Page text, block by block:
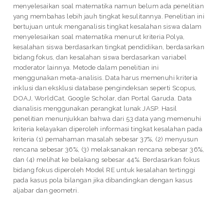
menyelesaikan soal matematika namun belum ada penelitian
yang membahas lebih jauh tingkat kesulitannya. Penelitian ini
bertujuan untuk menganalisis tingkat kesalahan siswa dalam
menyelesaikan soal matematika menurut kriteria Polya,
kesalahan siswa berdasarkan tingkat pendidikan, berdasarkan
bidang fokus, dan kesalahan siswa berdasarkan variabel
moderator lainnya. Metode dalam penelitian ini
menggunakan meta-analisis. Data harus memenuhi kriteria
inklusi dan eksklusi database pengindeksan seperti Scopus,
DOAJ, WorldCat, Google Scholar, dan Portal Garuda. Data
dianalisis menggunakan perangkat lunak JASP. Hasil
penelitian menunjukkan bahwa dari 53 data yang memenuhi
kriteria kelayakan diperoleh informasi tingkat kesalahan pada
kriteria (1) pemahaman masalah sebesar 37%, (2) menyusun
rencana sebesar 36%, (3) melaksanakan rencana sebesar 36%,
dan (4) melihat ke belakang sebesar 44%. Berdasarkan fokus
bidang fokus diperoleh Model RE untuk kesalahan tertinggi
pada kasus pola bilangan jika dibandingkan dengan kasus
aljabar dan geometri.